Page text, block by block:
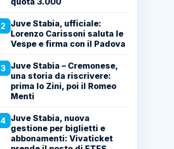
2 Juve Stabia, ufficiale:
Lorenzo Carissoni saluta le
Vespe e firma con il Padova
3 Juve Stabia – Cremonese,
una storia da riscrivere:
prima lo Zini, poi il Romeo
Menti
4 Juve Stabia, nuova
gestione per biglietti e
abbonamenti: Vivaticket